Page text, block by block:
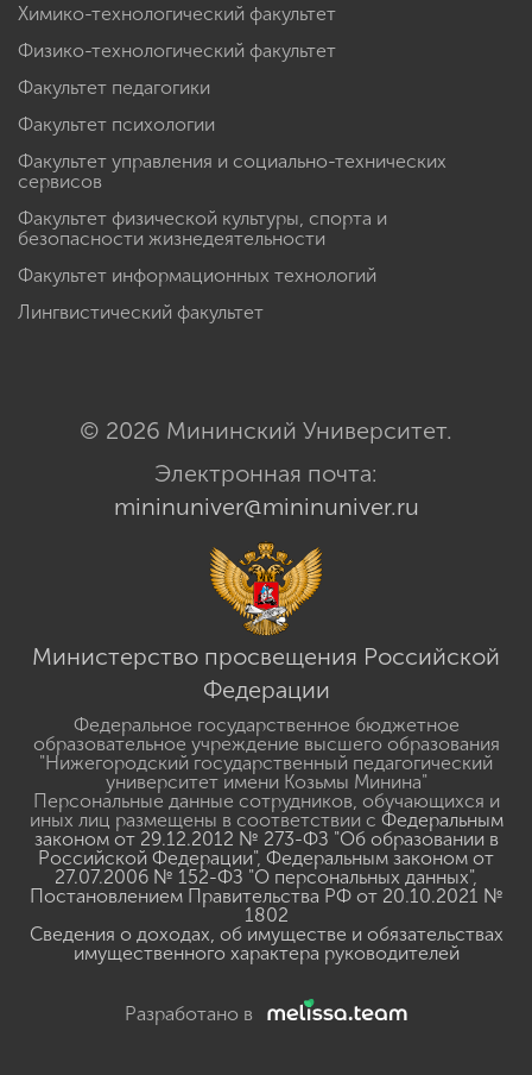
Химико-технологический факультет
Физико-технологический факультет
Факультет педагогики
Факультет психологии
Факультет управления и социально-технических
сервисов
Факультет физической культуры, спорта и
безопасности жизнедеятельности
Факультет информационных технологий
Лингвистический факультет
© 2026 Мининский Университет.
Электронная почта:
mininuniver@mininuniver.ru
Министерство просвещения Российской
Федерации
Федеральное государственное бюджетное
образовательное учреждение высшего образования
"Нижегородский государственный педагогический
университет имени Козьмы Минина"
Персональные данные сотрудников, обучающихся и
иных лиц размещены в соответствии с Федеральным
законом от 29.12.2012 № 273-ФЗ "Об образовании в
Российской Федерации", Федеральным законом от
27.07.2006 № 152-ФЗ "О персональных данных",
Постановлением Правительства РФ от 20.10.2021 №
1802
Сведения о доходах, об имуществе и обязательствах
имущественного характера руководителей
Разработано в